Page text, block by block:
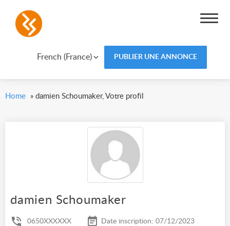
French (France) PUBLIER UNE ANNONCE
Home » damien Schoumaker, Votre profil
damien Schoumaker
0650XXXXXX Date inscription: 07/12/2023